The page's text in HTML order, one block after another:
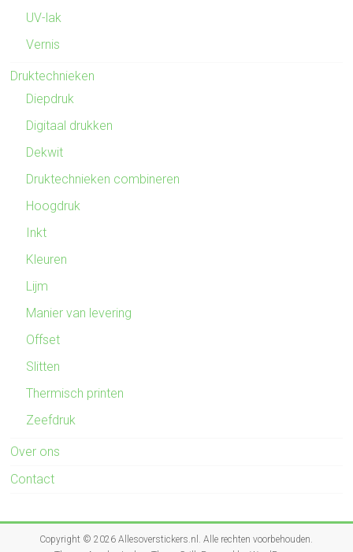
UV-lak
Vernis
Druktechnieken
Diepdruk
Digitaal drukken
Dekwit
Druktechnieken combineren
Hoogdruk
Inkt
Kleuren
Lijm
Manier van levering
Offset
Slitten
Thermisch printen
Zeefdruk
Over ons
Contact
Copyright © 2026Allesoverstickers.nl . Alle rechten voorbehouden.